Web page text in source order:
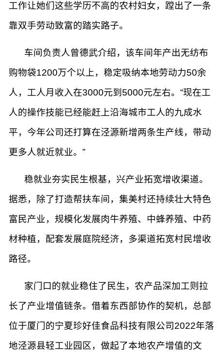
工作让她们这些学历不高的农村妇女，蹚出了一条
靠双手劳动致富的踏实路子。
车间负责人曾德武介绍，该车间年产出无纺布
购物袋1200万个以上，稳定吸纳本地劳动力50余
人，工人月收入在3000元到5000元左右。“现在工
人的操作技能已经能赶上沿海城市工人的九成水
平，今年公司还打算在泾源新增两条生产线，带动
更多人就近就业。”
稳就业夯实民生根基，兴产业拓宽增收渠道。
据悉，除了打造帮扶车间，集美村还持续壮大特色
富民产业，规模化发展肉牛养殖、中蜂养殖、中药
材种植，配套发展庭院经济，多渠道拓宽村民增收
路径。
家门口的就业稳住了民生，农产品深加工则拉
长了产业增值链条。借着东西部协作的契机，总部
位于厦门的宁夏珍好佳食品科技有限公司2022年落
地泾源县轻工业园区，做起了本地农产增值的文